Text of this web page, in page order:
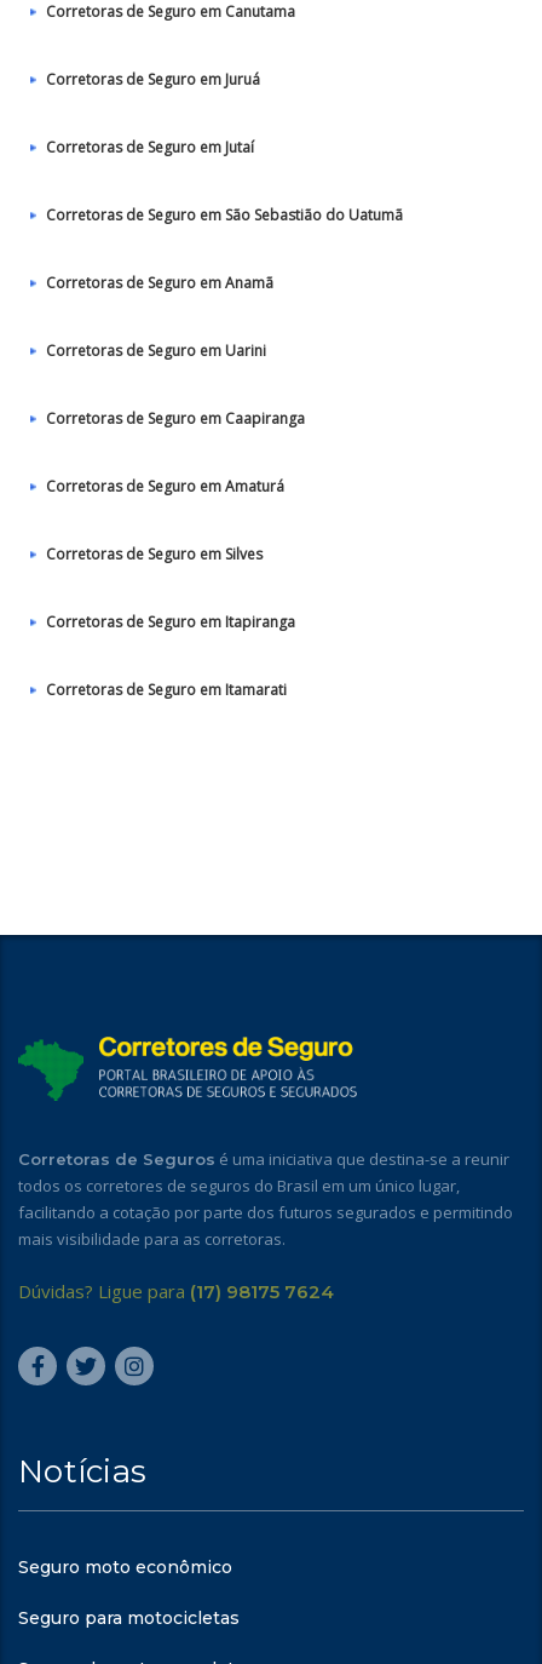
Corretoras de Seguro em Canutama
Corretoras de Seguro em Juruá
Corretoras de Seguro em Jutaí
Corretoras de Seguro em São Sebastião do Uatumã
Corretoras de Seguro em Anamã
Corretoras de Seguro em Uarini
Corretoras de Seguro em Caapiranga
Corretoras de Seguro em Amaturá
Corretoras de Seguro em Silves
Corretoras de Seguro em Itapiranga
Corretoras de Seguro em Itamarati
Corretoras de Seguros é uma iniciativa que destina-se a reunir
todos os corretores de seguros do Brasil em um único lugar,
facilitando a cotação por parte dos futuros segurados e permitindo
mais visibilidade para as corretoras.
Dúvidas? Ligue para (17) 98175 7624
Notícias
Seguro moto econômico
Seguro para motocicletas